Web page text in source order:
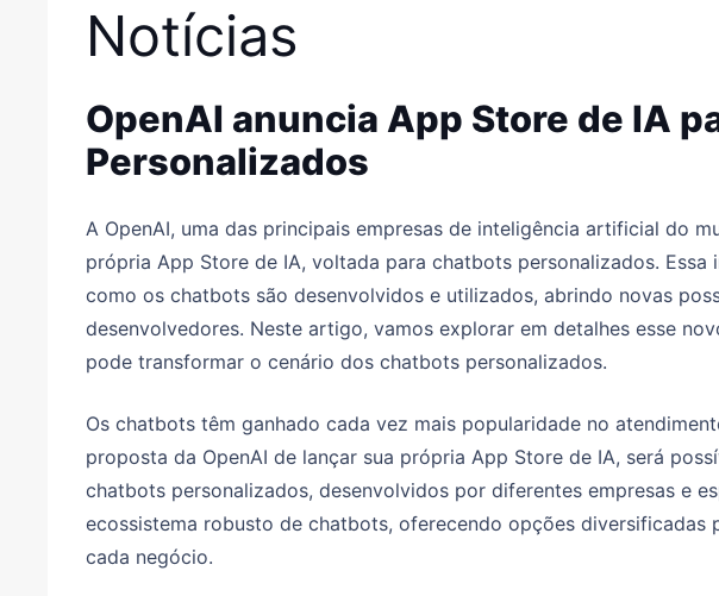
Notícias
OpenAI anuncia App Store de IA
Personalizados
A OpenAI, uma das principais empresas de inteligência artificial do
própria App Store de IA, voltada para chatbots personalizados.
como os chatbots são desenvolvidos e utilizados, abrindo novas
desenvolvedores. Neste artigo, vamos explorar em detalhes esse
pode transformar o cenário dos chatbots personalizados.
Os chatbots têm ganhado cada vez mais popularidade no
proposta da OpenAI de lançar sua própria App Store de IA, será
chatbots personalizados, desenvolvidos por diferentes empresas e
ecossistema robusto de chatbots, oferecendo opções diversificadas
cada negócio.